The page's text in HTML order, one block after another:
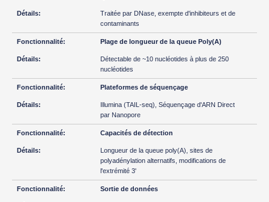
Traitée par DNase, exempte d'inhibiteurs et de
contaminants
Plage de longueur de la queue Poly(A)
Détectable de ~10 nucléotides à plus de 250
nucléotides
Plateformes de séquençage
Illumina (TAIL-seq), Séquençage d'ARN Direct
par Nanopore
Capacités de détection
Longueur de la queue poly(A), sites de
polyadénylation alternatifs, modifications de
l'extrémité 3'
Sortie de données